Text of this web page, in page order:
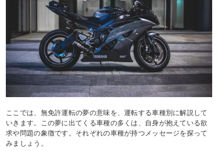
ここでは、無免許運転の夢の意味を、運転する車種別に解説して
いきます。この夢に出てくる車種の多くは、自身が抱えている欲
求や問題の象徴です。それぞれの車種が持つメッセージを探って
みましょう。